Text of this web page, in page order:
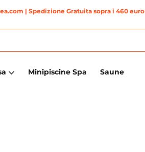
| Spedizione Gratuita sopra i 460 euro
Minipiscine Spa Saune